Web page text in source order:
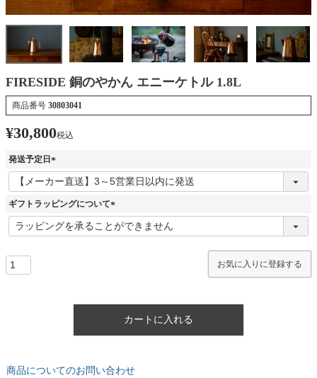
FIRESIDE 銅のやかん エニーケトル 1.8L
商品番号 30803041
¥30,800税込
発送予定日
(
必
須
ギフトラッピングについて
(
必
お気に入りに登録する
カートに入れる
商品についてのお問い合わせ